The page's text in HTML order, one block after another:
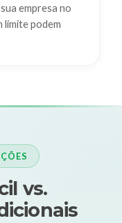
empresa no
limite podem
vs.